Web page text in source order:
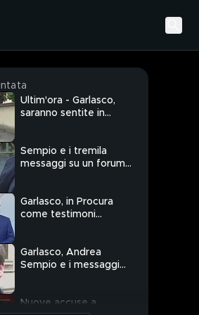
Ultim'ora - Garlasco,
saranno sentite in
Cappa
Sempio e i tremila
messaggi su un forum
Garlasco, in Procura
come testimoni
Garlasco, Andrea
Sempio e i messaggi
Nuove accuse a